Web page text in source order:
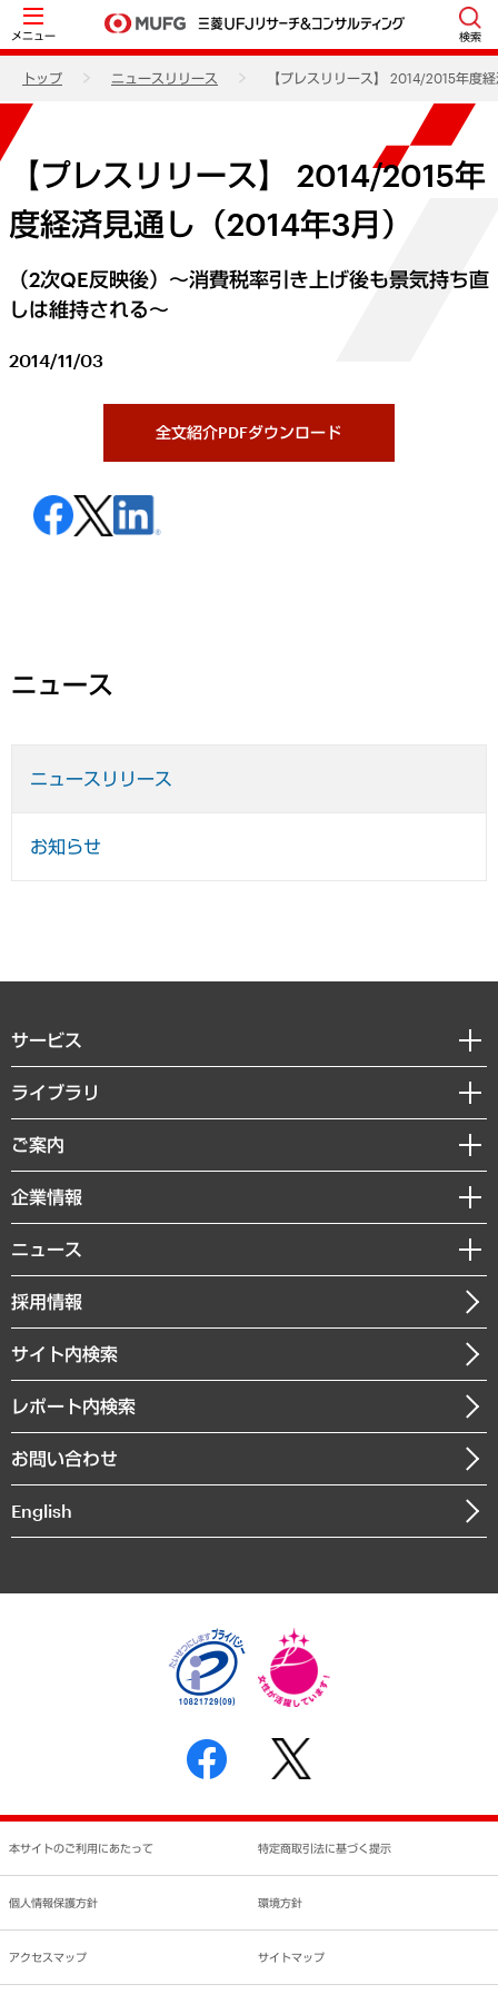
メニュー 検索
トップ ニュースリリース 【プレスリリース】 2014/2015年度
【プレスリリース】 2014/2015年
度経済見通し（2014年3月）
（2次QE反映後）～消費税率引き上げ後も景気持ち直
しは維持される～
2014/11/03
全文紹介PDFダウンロード
ニュース
ニュースリリース
お知らせ
サービス
経営戦略
組織・人事戦略
デジタルイノベーション
共生・ダイバーシティ
GRC（ガバナンス・リスク・コンプライアンス）・防災（政策）
経済・産業・雇用・労働
まちづくり・観光・交通・スポーツ・スマートシティ
自然資源・農林水産業・食料システム
ライブラリ
経済調査
レポート
コラム
経営用語集
受託・受注実績（官公庁関連）
メディア掲載・出演
ご案内
セミナー・イベント情報
MUFGビジネスセミナー
受託案件情報
企業情報
私たちの想い
社長メッセージ
会社概要
沿革
組織図・本部部室紹介
インドネシア現地法人
個人情報保護方針
反社会的勢力に対する基本方針
書面による個人情報の開示等の請求の手続きについて
ニュース
ニュースリリース
お知らせ
採用情報
サイト内検索
レポート内検索
お問い合わせ
English
本サイトのご利用にあたって 特定商取引法に基づく提示
個人情報保護方針 環境方針
アクセスマップ サイトマップ